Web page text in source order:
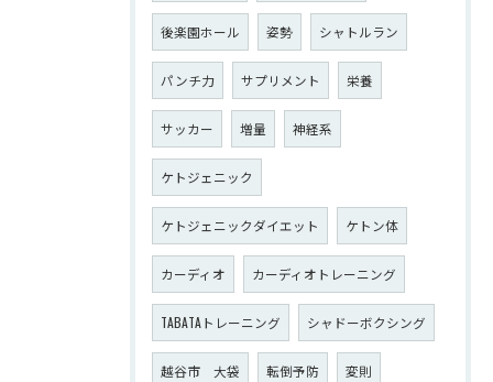
後楽園ホール 姿勢 シャトルラン
パンチ力 サプリメント 栄養
サッカー 増量 神経系
ケトジェニック
ケトジェニックダイエット ケトン体
カーディオ カーディオトレーニング
TABATAトレーニング シャドーボクシング
越谷市 大袋 転倒予防 変則